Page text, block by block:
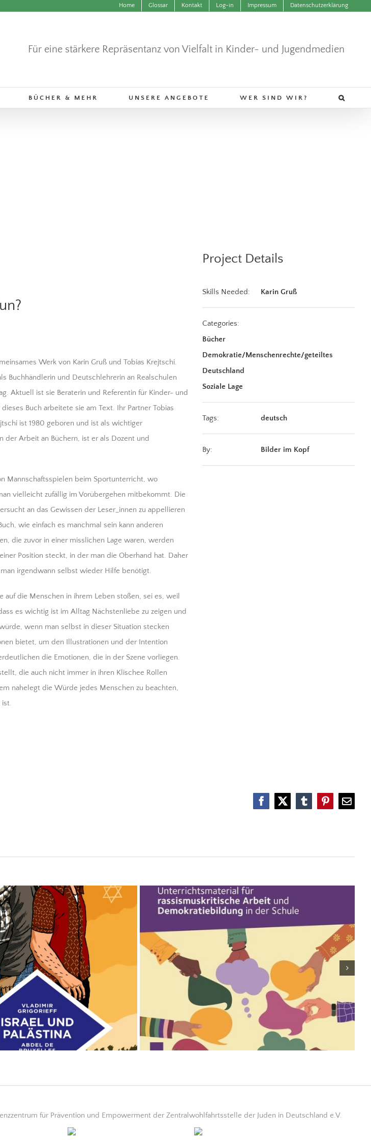
Home Glossar Kontakt Log-in Impressum Datenschutzerklärung
Für eine stärkere Repräsentanz von Vielfalt in Kinder- und Jugendmedien
BÜCHER & MEHR UNSERE ANGEBOTE WER SIND WIR?
Werk von Karin Gruß und Tobias Krejtschi.
Buchhändlerin und Deutschlehrerin an Realschulen
Aktuell ist sie Beraterin und Referentin für Kinder- und
Buch arbeitete sie am Text. Ihr Partner Tobias
ist 1980 geboren und ist als wichtiger
Arbeit an Büchern, ist er als Dozent und
Mannschaftsspielen beim Sportunterricht, wo
vielleicht zufällig im Vorübergehen mitbekommt. Die
an das Gewissen der Leser_innen zu appellieren
wie einfach es manchmal sein kann anderen
die zuvor in einer misslichen Lage waren, werden
Position steckt, in der man die Oberhand hat. Daher
irgendwann selbst wieder Hilfe benötigt.
auf die Menschen in ihrem Leben stoßen, sei es, weil
es wichtig ist im Alltag Nächstenliebe zu zeigen und
wenn man selbst in dieser Situation stecken
bietet, um den Illustrationen und der Intention
die Emotionen, die in der Szene vorliegen.
die auch nicht immer in ihren Klischee Rollen
nahelegt die Würde jedes Menschen zu beachten,
ist.
Project Details
Skills Needed: Karin Gruß
Categories:
Bücher
Demokratie/Menschenrechte/geteiltes
Deutschland
Soziale Lage
Tags: deutsch
By: Bilder im Kopf
Facebook
X TumblrPinterest
E-
Anti-Rassismus für Schüler*innen
für Prävention und Empowerment der Zentralwohlfahrtsstelle der Juden in Deutschland e.V.